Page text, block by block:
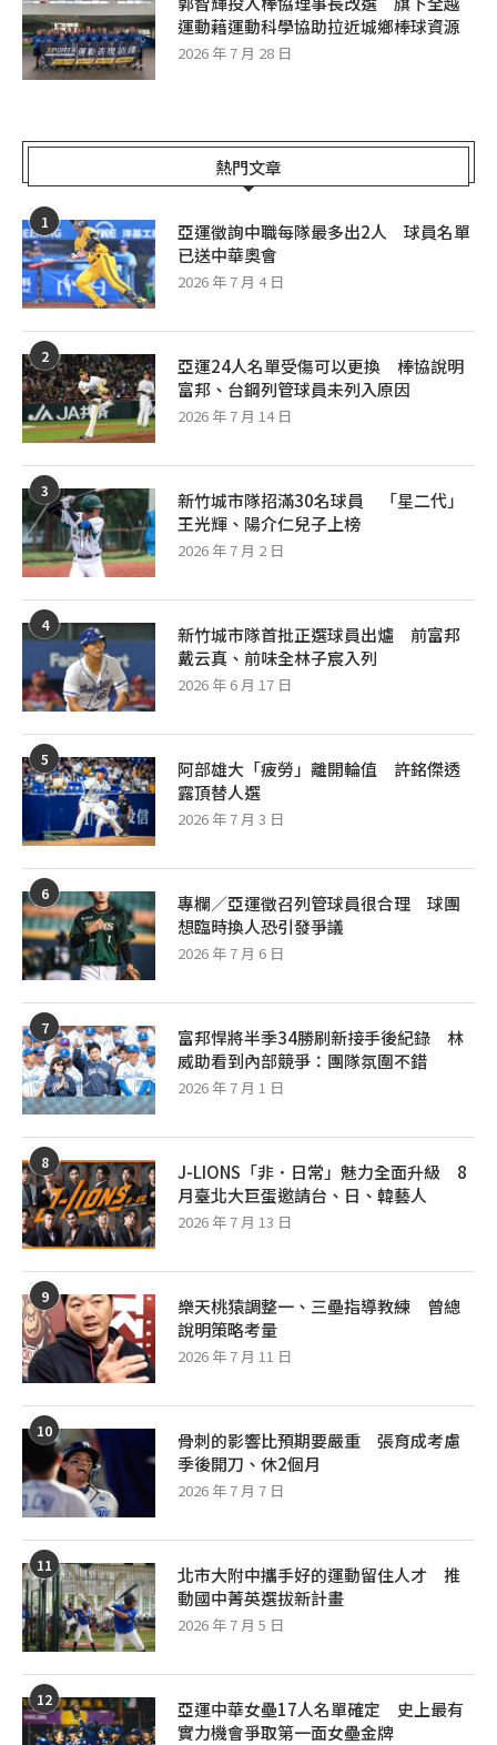
運動藉運動科學協助拉近城鄉棒球資源
2026 年 7 月 28 日
熱門文章
1
亞運徵詢中職每隊最多出2人 球員名單
已送中華奧會
2026 年 7 月 4 日
2
亞運24人名單受傷可以更換 棒協說明
富邦、台鋼列管球員未列入原因
2026 年 7 月 14 日
3
新竹城市隊招滿30名球員 「星二代」
王光輝、陽介仁兒子上榜
2026 年 7 月 2 日
4
新竹城市隊首批正選球員出爐 前富邦
戴云真、前味全林子宸入列
2026 年 6 月 17 日
5
阿部雄大「疲勞」離開輪值 許銘傑透
露頂替人選
2026 年 7 月 3 日
6
專欄／亞運徵召列管球員很合理 球團
想臨時換人恐引發爭議
2026 年 7 月 6 日
7
富邦悍將半季34勝刷新接手後紀錄 林
威助看到內部競爭：團隊氛圍不錯
2026 年 7 月 1 日
8
J-LIONS「非．日常」魅力全面升級 8
月臺北大巨蛋邀請台、日、韓藝人
2026 年 7 月 13 日
9
樂天桃猿調整一、三壘指導教練 曾總
說明策略考量
2026 年 7 月 11 日
10
骨刺的影響比預期要嚴重 張育成考慮
季後開刀、休2個月
2026 年 7 月 7 日
11
北市大附中攜手好的運動留住人才 推
動國中菁英選拔新計畫
2026 年 7 月 5 日
12
亞運中華女壘17人名單確定 史上最有
實力機會爭取第一面女壘金牌